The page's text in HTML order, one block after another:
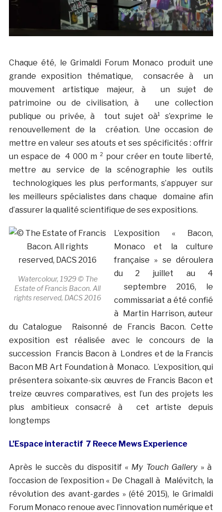
Chaque été, le Grimaldi Forum Monaco produit une
grande exposition thématique, consacrée à un
mouvement artistique majeur, à un sujet de
patrimoine ou de civilisation, à une collection
publique ou privée, à tout sujet oà¹ s’exprime le
renouvellement de la création. Une occasion de
mettre en valeur ses atouts et ses spécificités : offrir
un espace de 4 000 m ² pour créer en toute liberté,
mettre au service de la scénographie les outils
technologiques les plus performants, s’appuyer sur
les meilleurs spécialistes dans chaque domaine afin
d’assurer la qualité scientifique de ses expositions.
Watercolour, 1929 © The
Estate of Francis Bacon. All
rights reserved, DACS 2016
L’exposition « Bacon,
Monaco et la culture
française » se déroulera
du 2 juillet au 4
septembre 2016, le
commissariat a été confié
à Martin Harrison, auteur
du Catalogue Raisonné de Francis Bacon. Cette
exposition est réalisée avec le concours de la
succession Francis Bacon à Londres et de la Francis
Bacon MB Art Foundation à Monaco. L’exposition, qui
présentera soixante-six œuvres de Francis Bacon et
treize œuvres comparatives, est l’un des projets les
plus ambitieux consacré à cet artiste depuis
longtemps
L’Espace interactif 7 Reece Mews Experience
Après le succès du dispositif « My Touch Gallery» à
l’occasion de l’exposition « De Chagall à Malévitch, la
révolution des avant-gardes » (été 2015), le Grimaldi
Forum Monaco renoue avec l’innovation numérique et